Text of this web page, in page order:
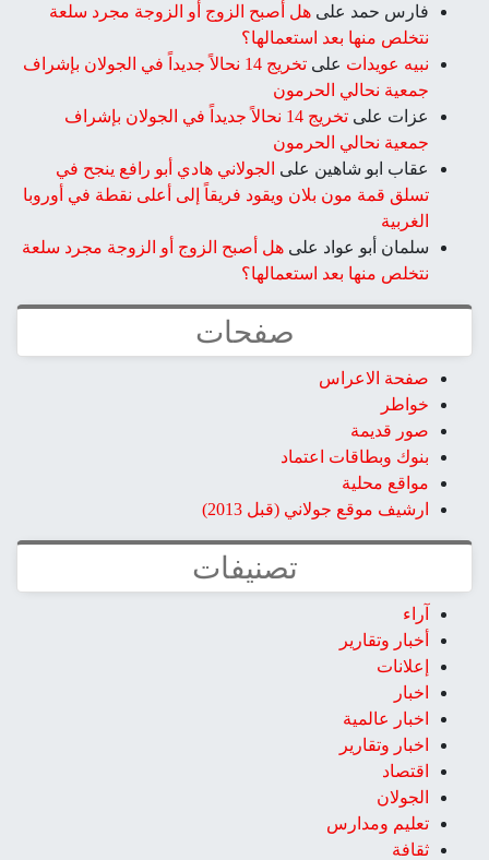
فارس حمد على هل أصبح الزوج أو الزوجة مجرد سلعة
نتخلص منها بعد استعمالها؟
نبيه عويدات على
تخريج 14 نحالاً جديداً في الجولان بإشراف
جمعية نحالي الحرمون
عزات على
تخريج 14 نحالاً جديداً في الجولان بإشراف
جمعية نحالي الحرمون
عقاب ابو شاهين على الجولاني هادي أبو رافع ينجح في
تسلق قمة مون بلان ويقود فريقاً إلى أعلى نقطة في أوروبا
الغربية
سلمان أبو عواد على هل أصبح الزوج أو الزوجة مجرد سلعة
نتخلص منها بعد استعمالها؟
صفحات
صفحة الاعراس
خواطر
صور قديمة
بنوك وبطاقات اعتماد
مواقع محلية
ارشيف موقع جولاني (قبل 2013)
تصنيفات
آراء
أخبار وتقارير
إعلانات
اخبار
اخبار عالمية
اخبار وتقارير
اقتصاد
الجولان
تعليم ومدارس
ثقافة